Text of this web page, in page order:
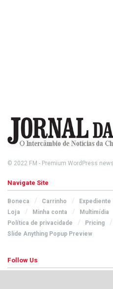
© 2022 FM - Premium WordPress
Navigate Site
Boneca Carrinho Expediente
Loja
Minha conta Multimídia
Política de privacidade
Pricing
Slide Anything Popup Preview
Follow Us